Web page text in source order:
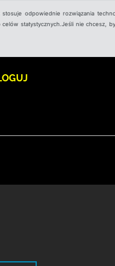
odpowiednie rozwiązania
statystycznych.Jeśli nie chcesz,